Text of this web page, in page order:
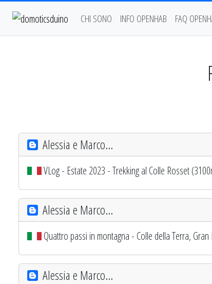
CHI SONO INFO OPENHAB FAQ
Alessia e Marco...
VLog - Estate 2023 - Trekking al Colle Rosset
Alessia e Marco...
Quattro passi in montagna - Colle della Terra,
Alessia e Marco...